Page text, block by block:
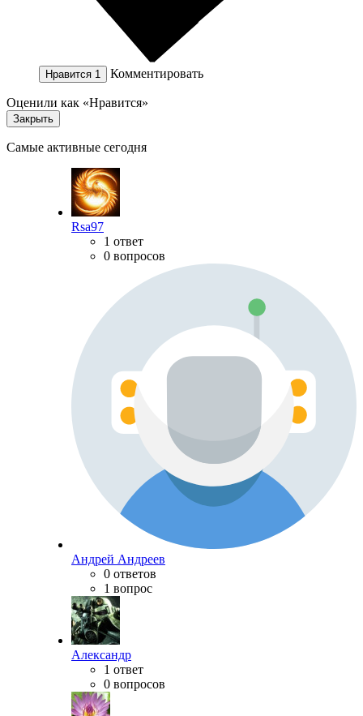
Нравится 1 Комментировать
Оценили как «Нравится»
Закрыть
Самые активные сегодня
Rsa97
1 ответ
0 вопросов
Андрей Андреев
0 ответов
1 вопрос
Александр
1 ответ
0 вопросов